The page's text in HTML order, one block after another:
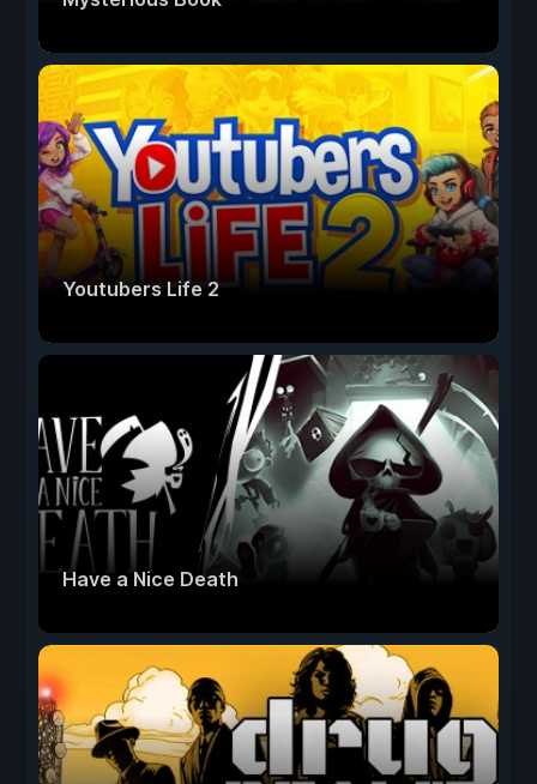
Youtubers Life 2
Have a Nice Death